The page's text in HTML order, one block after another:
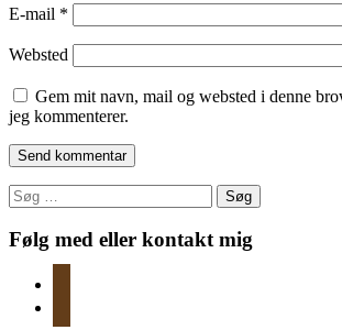
E-mail *
Websted
Gem mit navn, mail og websted i denne
jeg kommenterer.
Søg
efter:
Følg med eller kontakt mig